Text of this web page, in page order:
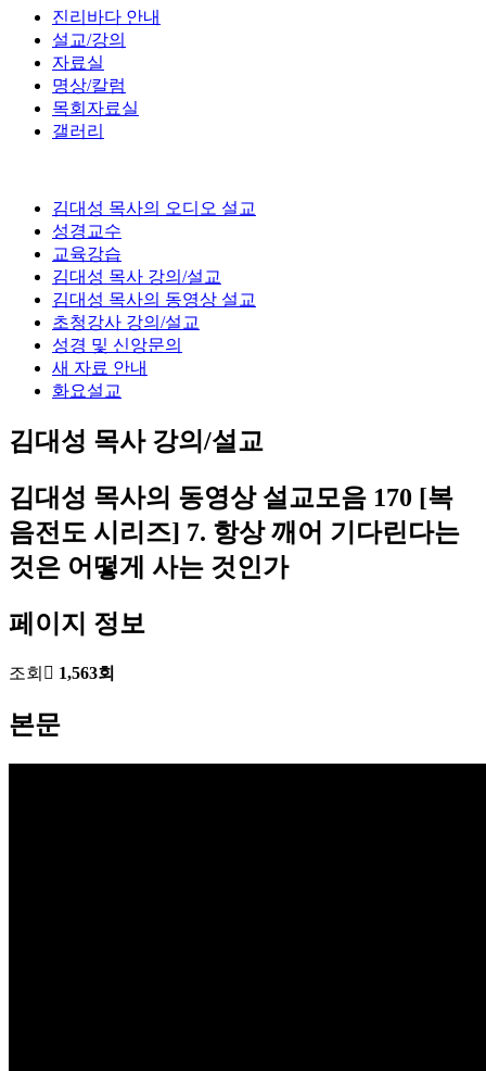
진리바다 안내
설교/강의
자료실
명상/칼럼
목회자료실
갤러리
김대성 목사의 오디오 설교
성경교수
교육강습
김대성 목사 강의/설교
김대성 목사의 동영상 설교
초청강사 강의/설교
성경 및 신앙문의
새 자료 안내
화요설교
김대성 목사 강의/설교
김대성 목사의 동영상 설교모음 170 [복
음전도 시리즈] 7. 항상 깨어 기다린다는
것은 어떻게 사는 것인가
페이지 정보
조회 1,563회
본문